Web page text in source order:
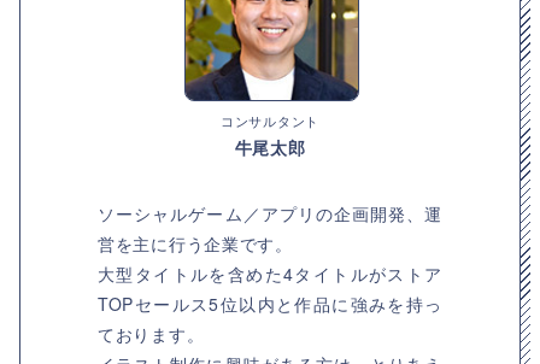
コンサルタント
牛尾太郎
ソーシャルゲーム／アプリの企画開発、運
営を主に行う企業です。
大型タイトルを含めた4タイトルがストア
TOPセールス5位以内と作品に強みを持っ
ております。